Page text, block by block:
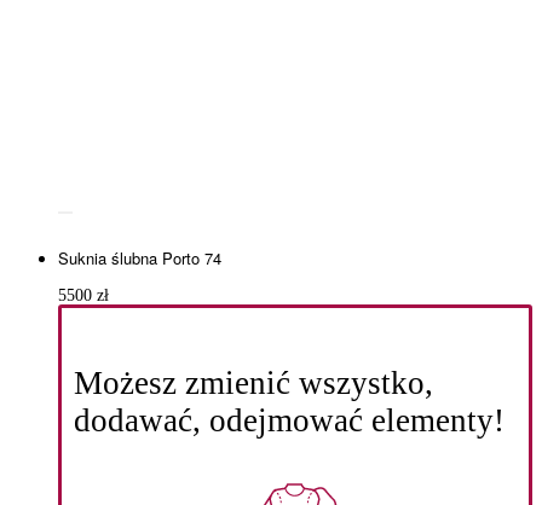
Suknia ślubna Porto 74
5500 zł
Możesz zmienić wszystko,
dodawać, odejmować elementy!